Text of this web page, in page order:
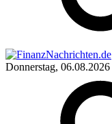
Donnerstag, 06.08.2026